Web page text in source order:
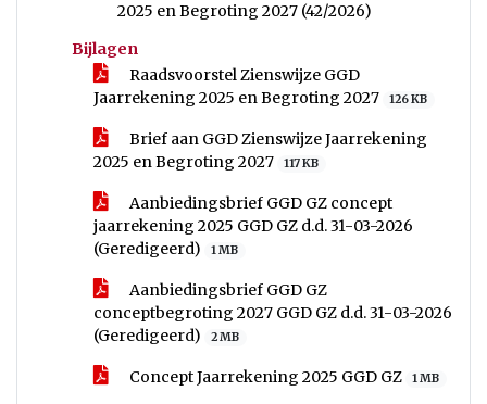
2025 en Begroting 2027 (42/2026)
Bijlagen
Raadsvoorstel Zienswijze GGD
Jaarrekening 2025 en Begroting 2027
126 KB
Brief aan GGD Zienswijze Jaarrekening
2025 en Begroting 2027
117 KB
Aanbiedingsbrief GGD GZ concept
jaarrekening 2025 GGD GZ d.d. 31-03-2026
(Geredigeerd)
1 MB
Aanbiedingsbrief GGD GZ
conceptbegroting 2027 GGD GZ d.d. 31-03-2026
(Geredigeerd)
2 MB
Concept Jaarrekening 2025 GGD GZ 1 MB